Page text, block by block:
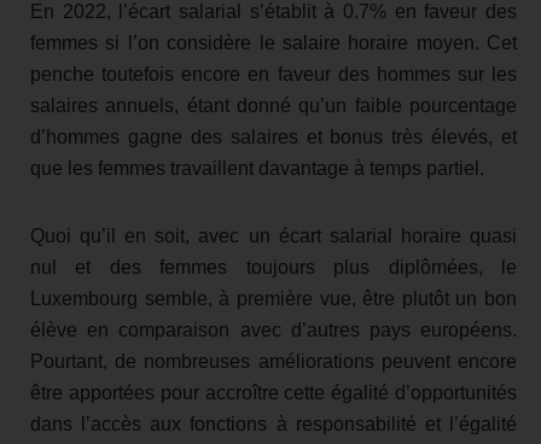
En 2022, l’écart salarial s’établit à 0.7% en faveur des
femmes si l’on considère le salaire horaire moyen. Cet
penche toutefois encore en faveur des hommes sur les
salaires annuels, étant donné qu’un faible pourcentage
d’hommes gagne des salaires et bonus très élevés, et
que les femmes travaillent davantage à temps partiel.
Quoi qu’il en soit, avec un écart salarial horaire quasi
nul et des femmes toujours plus diplômées, le
Luxembourg semble, à première vue, être plutôt un bon
élève en comparaison avec d’autres pays européens.
Pourtant, de nombreuses améliorations peuvent encore
être apportées pour accroître cette égalité d’opportunités
dans l’accès aux fonctions à responsabilité et l’égalité